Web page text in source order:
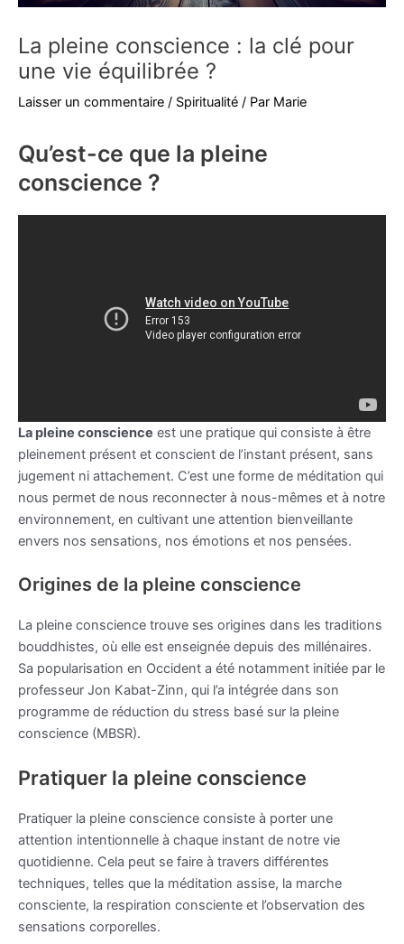
La pleine conscience : la clé pour
une vie équilibrée ?
Laisser un commentaire / Spiritualité / Par Marie
Qu’est-ce que la pleine
conscience ?
La pleine conscience est une pratique qui consiste à être
pleinement présent et conscient de l’instant présent, sans
jugement ni attachement. C’est une forme de méditation qui
nous permet de nous reconnecter à nous-mêmes et à notre
environnement, en cultivant une attention bienveillante
envers nos sensations, nos émotions et nos pensées.
Origines de la pleine conscience
La pleine conscience trouve ses origines dans les traditions
bouddhistes, où elle est enseignée depuis des millénaires.
Sa popularisation en Occident a été notamment initiée par le
professeur Jon Kabat-Zinn, qui l’a intégrée dans son
programme de réduction du stress basé sur la pleine
conscience (MBSR).
Pratiquer la pleine conscience
Pratiquer la pleine conscience consiste à porter une
attention intentionnelle à chaque instant de notre vie
quotidienne. Cela peut se faire à travers différentes
techniques, telles que la méditation assise, la marche
consciente, la respiration consciente et l’observation des
sensations corporelles.